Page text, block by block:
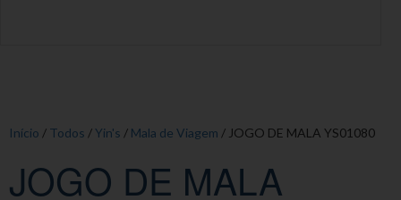
Início / Todos /Yin's / Mala de Viagem / JOGO DE MALA YS01080
JOGO DE MALA